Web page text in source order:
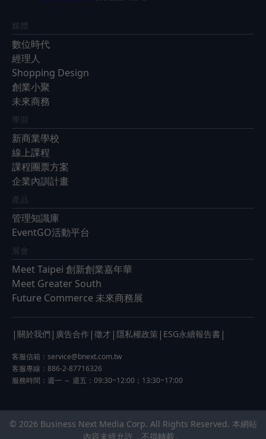
媒體
數位時代
經理人
Shopping Design
創業小聚
未來商務
學習
新商業學校
線上課程
課程團票方案
企業內訓計畫
產品
管理知識庫
EventGO活動平台
展會
Meet Taipei 創新創業嘉年華
Meet Greater South
Future Commerce 未來商務展
| 關於我們 | 廣告合作 | 徵才 | 隱私權政策 | ESG永續報告書 |
客服信箱： service@bnext.com.tw
客服專線：886-2-87716326
服務時間：週一 ～ 週五：09:30~12:00；13:30~17:00
© 2026 Business Next Media Corp. All Rights Reserved. 本網站
內容未經允許，不得轉載。